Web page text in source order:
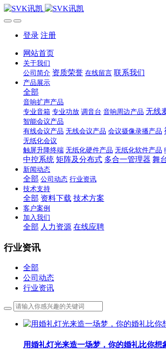
登录 注册
网站首页
关于我们
公司简介 资质荣誉 在线留言 联系我们
产品展示
全部
音响扩声产品
专业音箱 专业功放 调音台 音响周边产品 无线
智能会议产品
有线会议产品 无线会议产品 会议摄像录播产品
无纸化会议
触屏升降终端 无纸化硬件产品 无纸化软件产品
中控系统 矩阵及分布式 多合一管理器 舞
新闻动态
全部 公司动态 行业资讯
技术支持
全部 资料下载 技术方案
客户案例
加入我们
全部 人力资源 在线应聘
行业资讯
全部
公司动态
行业资讯
用婚礼灯光来造一场梦，你的婚礼比你想